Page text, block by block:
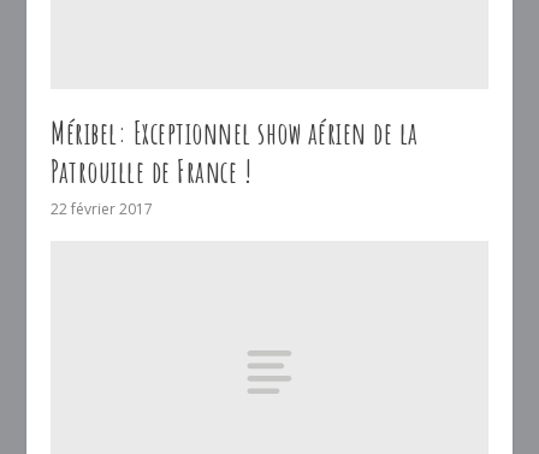
Méribel: Exceptionnel show aérien de la
Patrouille de France !
22 février 2017